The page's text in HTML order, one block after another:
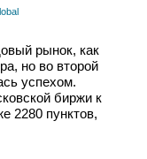
рынок, как
но во второй
успехом.
биржи к
2280 пунктов,